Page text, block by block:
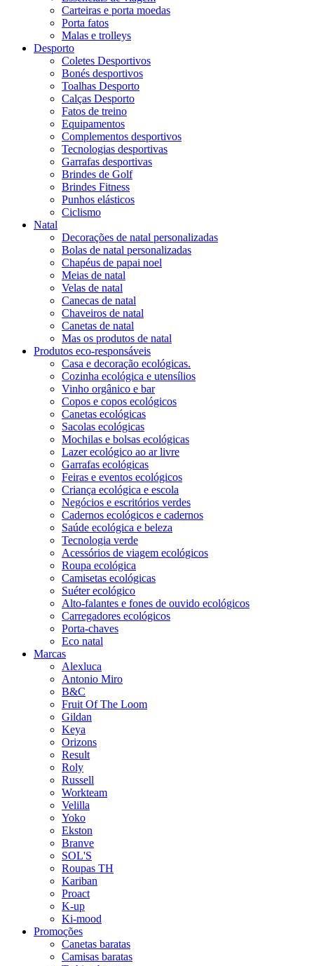
Carteiras e porta moedas
Porta fatos
Malas e trolleys
Desporto
Coletes Desportivos
Bonés desportivos
Toalhas Desporto
Calças Desporto
Fatos de treino
Equipamentos
Complementos desportivos
Tecnologias desportivas
Garrafas desportivas
Brindes de Golf
Brindes Fitness
Punhos elásticos
Ciclismo
Natal
Decorações de natal personalizadas
Bolas de natal personalizadas
Chapéus de papai noel
Meias de natal
Velas de natal
Canecas de natal
Chaveiros de natal
Canetas de natal
Mas os produtos de natal
Produtos eco-responsáveis
Casa e decoração ecológicas.
Cozinha ecológica e utensílios
Vinho orgânico e bar
Copos e copos ecológicos
Canetas ecológicas
Sacolas ecológicas
Mochilas e bolsas ecológicas
Lazer ecológico ao ar livre
Garrafas ecológicas
Feiras e eventos ecológicos
Criança ecológica e escola
Negócios e escritórios verdes
Cadernos ecológicos e cadernos
Saúde ecológica e beleza
Tecnologia verde
Acessórios de viagem ecológicos
Roupa ecológica
Camisetas ecológicas
Suéter ecológico
Alto-falantes e fones de ouvido ecológicos
Carregadores ecológicos
Porta-chaves
Eco natal
Marcas
Alexluca
Antonio Miro
B&C
Fruit Of The Loom
Gildan
Keya
Orizons
Result
Roly
Russell
Workteam
Velilla
Yoko
Ekston
Branve
SOL'S
Roupas TH
Kariban
Proact
K-up
Ki-mood
Promoções
Canetas baratas
Camisas baratas